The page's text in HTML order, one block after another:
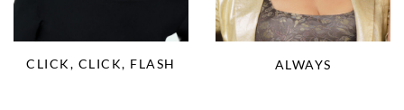
CLICK, CLICK, FLASH ALWAYS